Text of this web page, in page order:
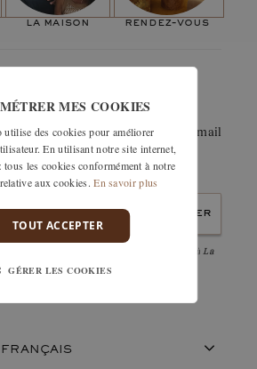
la maison rendez-vous
? GARDEZ-LE
le détail de cette création par e-mail
avec un proche.
envoyer
et d'être abonné à La
MES COOKIES
utilise des cookies pour améliorer
En utilisant notre site internet,
tous les cookies conformément à notre
aux cookies. En savoir plus
TOUT ACCEPTER
GÉRER LES COOKIES